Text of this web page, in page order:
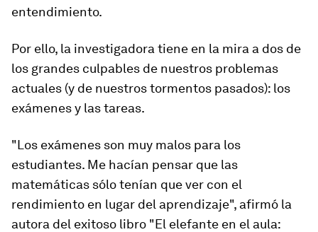
entendimiento.
Por ello, la investigadora tiene en la mira a dos de
los grandes culpables de nuestros problemas
actuales (y de nuestros tormentos pasados): los
exámenes y las tareas.
"Los exámenes son muy malos para los
estudiantes. Me hacían pensar que las
matemáticas sólo tenían que ver con el
rendimiento en lugar del aprendizaje", afirmó la
autora del exitoso libro "El elefante en el aula: